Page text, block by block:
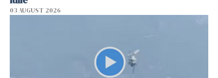
03 AUGUST 2026